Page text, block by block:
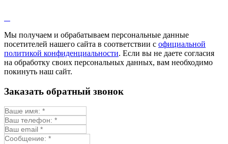
Мыльнянка
Мята
Овсяный корень
Огуречная трава
Пустырник
Репешок
Синюха
Смесь лекарственных
Мы получаем и обрабатываем персональные данные
посетителей нашего сайта в соответствии с официальной
политикой конфиденциальности. Если вы не даете согласия
на обработку своих персональных данных, вам необходимо
покинуть наш сайт.
Заказать обратный звонок